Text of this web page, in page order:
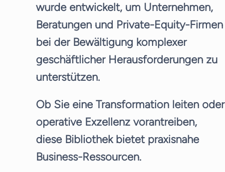
wurde entwickelt, um Unternehmen,
Beratungen und Private-Equity-Firmen
bei der Bewältigung komplexer
geschäftlicher Herausforderungen zu
unterstützen.
Ob Sie eine Transformation leiten oder
operative Exzellenz vorantreiben,
diese Bibliothek bietet praxisnahe
Business-Ressourcen.